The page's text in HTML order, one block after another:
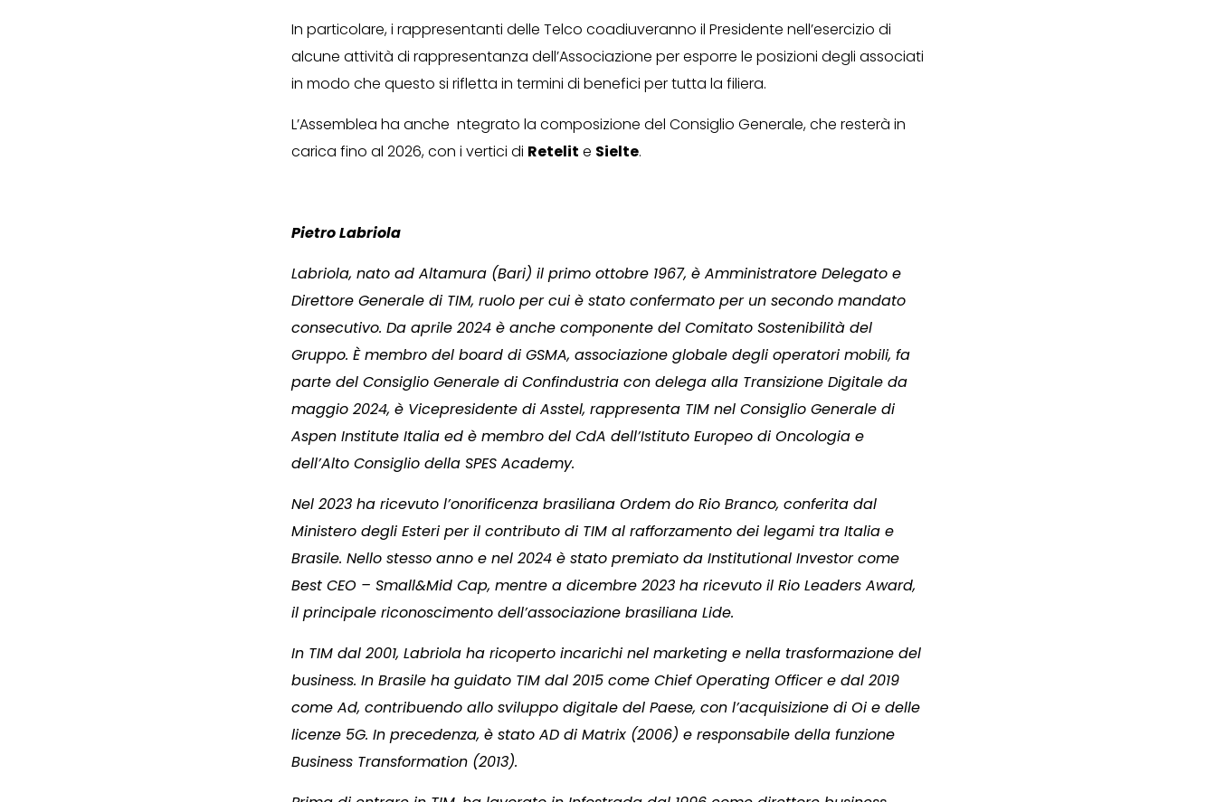
In particolare, i rappresentanti delle Telco coadiuveranno il Presidente nell’esercizio di
alcune attività di rappresentanza dell’Associazione per esporre le posizioni degli associati
in modo che questo si rifletta in termini di benefici per tutta la filiera.
L’Assemblea ha anche ntegrato la composizione del Consiglio Generale, che resterà in
carica fino al 2026, con i vertici di Retelit e Sielte.
Pietro Labriola
Labriola, nato ad Altamura (Bari) il primo ottobre 1967, è Amministratore Delegato e
Direttore Generale di TIM, ruolo per cui è stato confermato per un secondo mandato
consecutivo. Da aprile 2024 è anche componente del Comitato Sostenibilità del
Gruppo. È membro del board di GSMA, associazione globale degli operatori mobili, fa
parte del Consiglio Generale di Confindustria con delega alla Transizione Digitale da
maggio 2024, è Vicepresidente di Asstel, rappresenta TIM nel Consiglio Generale di
Aspen Institute Italia ed è membro del CdA dell’Istituto Europeo di Oncologia e
dell’Alto Consiglio della SPES Academy.
Nel 2023 ha ricevuto l’onorificenza brasiliana Ordem do Rio Branco, conferita dal
Ministero degli Esteri per il contributo di TIM al rafforzamento dei legami tra Italia e
Brasile. Nello stesso anno e nel 2024 è stato premiato da Institutional Investor come
Best CEO – Small&Mid Cap, mentre a dicembre 2023 ha ricevuto il Rio Leaders Award,
il principale riconoscimento dell’associazione brasiliana Lide.
In TIM dal 2001, Labriola ha ricoperto incarichi nel marketing e nella trasformazione del
business. In Brasile ha guidato TIM dal 2015 come Chief Operating Officer e dal 2019
come Ad, contribuendo allo sviluppo digitale del Paese, con l’acquisizione di Oi e delle
licenze 5G. In precedenza, è stato AD di Matrix (2006) e responsabile della funzione
Business Transformation (2013).